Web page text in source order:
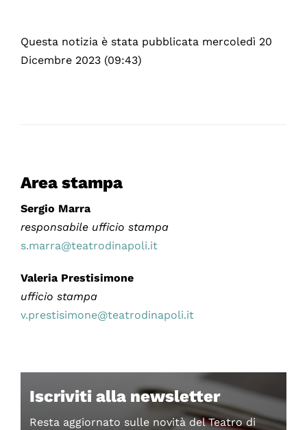
Questa notizia è stata pubblicata mercoledì 20
Dicembre 2023 (09:43)
Area stampa
Sergio Marra
responsabile ufficio stampa
s.marra@teatrodinapoli.it
Valeria Prestisimone
ufficio stampa
v.prestisimone@teatrodinapoli.it
Iscriviti alla newsletter
Resta aggiornato sulle novità del Teatro di